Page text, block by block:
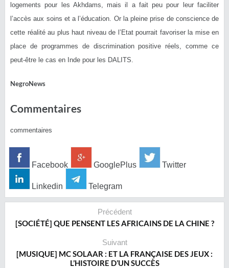
logements pour les Akhdams, mais il a fait peu pour leur faciliter
l’accès aux soins et a l’éducation. Or la pleine prise de conscience de
cette réalité au plus haut niveau de l’Etat pourrait favoriser la mise en
place de programmes de discrimination positive réels, comme ce
peut-être le cas en Inde pour les DALITS.
NegroNews
Commentaires
commentaires
Facebook GooglePlus Twitter
Linkedin Telegram
Précédent
[SOCIÉTÉ] QUE PENSENT LES AFRICAINS DE LA CHINE ?
Suivant
[MUSIQUE] MC SOLAAR : ET LA FRANÇAISE DES JEUX :
L’HISTOIRE D’UN SUCCÈS